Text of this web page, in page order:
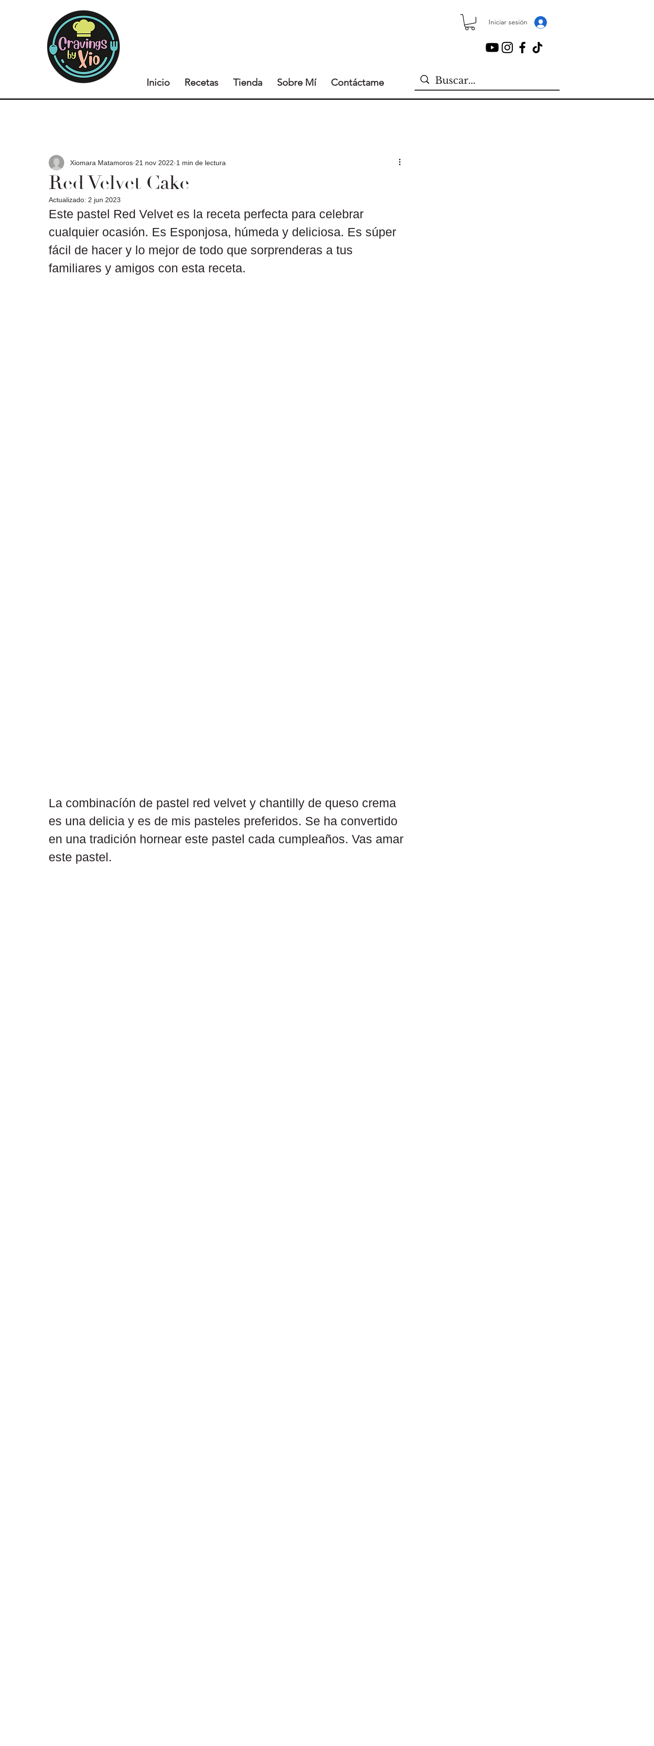
Inicio Recetas Tienda Sobre Mí Contáctame
Iniciar sesión
Red Velvet Cake
Xiomara Matamoros 21 nov 2022 1 min de lectura
Actualizado: 2 jun 2023
Este pastel Red Velvet es la receta perfecta para celebrar
cualquier ocasión. Es Esponjosa, húmeda y deliciosa. Es súper
fácil de hacer y lo mejor de todo que sorprenderas a tus
familiares y amigos con esta receta.
La combinacíón de pastel red velvet y chantilly de queso crema
es una delicia y es de mis pasteles preferidos. Se ha convertido
en una tradición hornear este pastel cada cumpleaños. Vas amar
este pastel.